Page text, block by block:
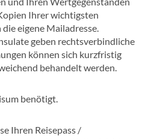
Ihrer wichtigsten
eigene Mailadresse.
geben rechtsverbindliche
können sich kurzfristig
behandelt werden.
benötigt.
Ihren Reisepass /